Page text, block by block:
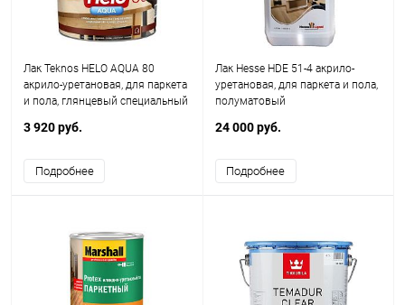
Лак Teknos HELO AQUA 80
акрило-уретановая, для паркета
и пола, глянцевый специальный
3 920 руб.
Подробнее
Лак Hesse HDE 51-4 акрило-
уретановая, для паркета и пола,
полуматовый
24 000 руб.
Подробнее